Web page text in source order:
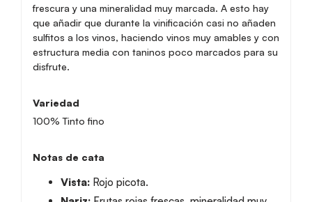
frescura y una mineralidad muy marcada. A esto hay
que añadir que durante la vinificación casi no añaden
sulfitos a los vinos, haciendo vinos muy amables y con
estructura media con taninos poco marcados para su
disfrute.
Variedad
100% Tinto fino
Notas de cata
Vista:Rojo picota.